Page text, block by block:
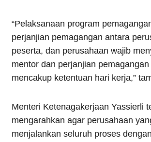
“Pelaksanaan program
perjanjian pemagangan antara
peserta, dan perusahaan wajib
mentor dan perjanjian pemagangan
mencakup ketentuan hari kerja,”
Menteri Ketenagakerjaan Yassierli
mengarahkan agar perusahaan
menjalankan seluruh proses